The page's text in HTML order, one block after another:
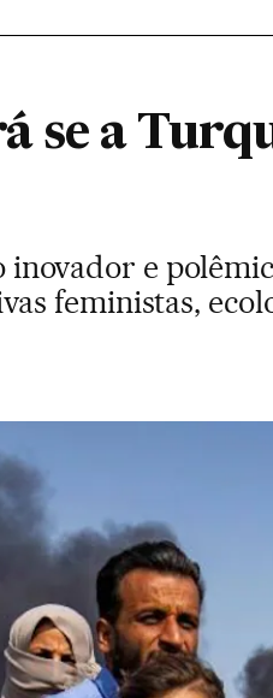
se a
inovador e
feministas,